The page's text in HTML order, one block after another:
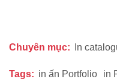
Chuyên mục: In
Tags: in ấn Portfolio in